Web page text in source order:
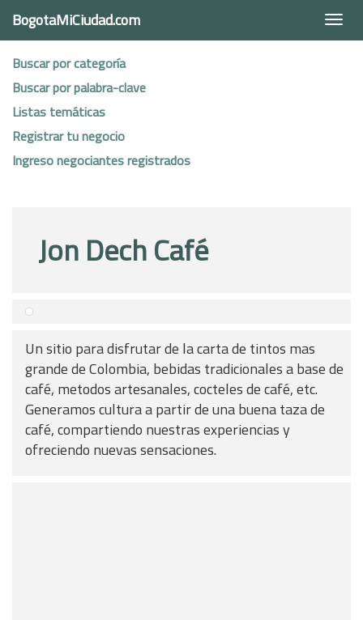
BogotaMiCiudad.com
Buscar por categoría
Buscar por palabra-clave
Listas temáticas
Registrar tu negocio
Ingreso negociantes registrados
Jon Dech Café
Un sitio para disfrutar de la carta de tintos mas
grande de Colombia, bebidas tradicionales a base de
café, metodos artesanales, cocteles de café, etc.
Generamos cultura a partir de una buena taza de
café, compartiendo nuestras experiencias y
ofreciendo nuevas sensaciones.